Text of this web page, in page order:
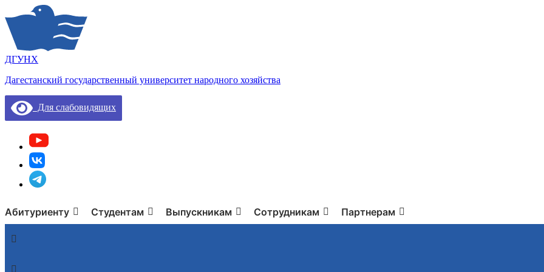
ДГУНХ
Дагестанский государственный университет народного хозяйства
Для слабовидящих
Абитуриенту Студентам Выпускникам Сотрудникам Партнерам